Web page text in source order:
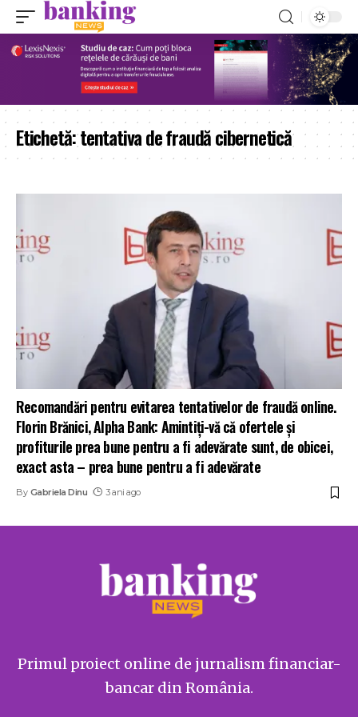
Etichetă:tentativa de fraudă cibernetică
Recomandări pentru evitarea tentativelor de fraudă online.
Florin Brănici, Alpha Bank: Amintiți-vă că ofertele și
profiturile prea bune pentru a fi adevărate sunt, de obicei,
exact asta – prea bune pentru a fi adevărate
By Gabriela Dinu 3 ani ago
Primul proiect online de jurnalism financiar-
bancar din România.